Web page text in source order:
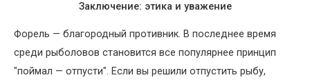
Заключение: этика и уважение
Форель — благородный противник. В последнее время
среди рыболовов становится все популярнее принцип
"поймал — отпусти". Если вы решили отпустить рыбу,